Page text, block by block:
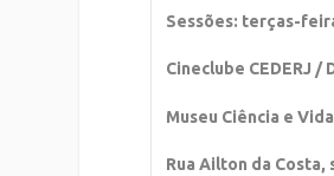
Sessões: terças-
Cineclube CEDERJ /
Museu Ciência e Vida
Rua Ailton da Costa,